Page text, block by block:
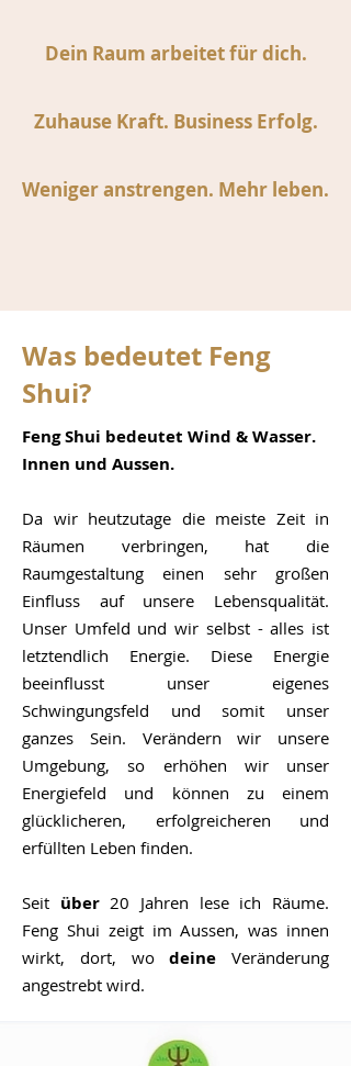
Dein Raum arbeitet für dich.
Zuhause Kraft. Business Erfolg.
Weniger anstrengen. Mehr leben.
Was bedeutet Feng
Shui?
Feng Shui bedeutet Wind & Wasser.
Innen und Aussen.
Da wir heutzutage die meiste Zeit in
Räumen verbringen, hat die
Raumgestaltung einen sehr großen
Einfluss auf unsere Lebensqualität.
Unser Umfeld und wir selbst - alles ist
letztendlich Energie. Diese Energie
beeinflusst unser eigenes
Schwingungsfeld und somit unser
ganzes Sein. Verändern wir unsere
Umgebung, so erhöhen wir unser
Energiefeld und können zu einem
glücklicheren, erfolgreicheren und
erfüllten Leben finden.
Seit über20 Jahren lese ich Räume.
Feng Shui zeigt im Aussen, was innen
wirkt, dort, wodeine Veränderung
angestrebt wird.